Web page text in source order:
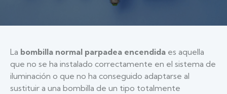
La bombilla normal parpadea encendida es aquella
que no se ha instalado correctamente en el sistema de
iluminación o que no ha conseguido adaptarse al
sustituir a una bombilla de un tipo totalmente